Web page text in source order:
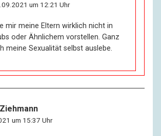
um 12:21 Uhr
mir meine Eltern wirklich nicht in
oder Ähnlichem vorstellen. Ganz
meine Sexualität selbst auslebe.
um 15:37 Uhr